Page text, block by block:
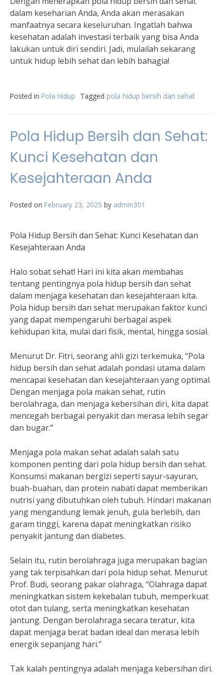
dalam keseharian Anda, Anda akan merasakan
manfaatnya secara keseluruhan. Ingatlah bahwa
kesehatan adalah investasi terbaik yang bisa Anda
lakukan untuk diri sendiri. Jadi, mulailah sekarang
untuk hidup lebih sehat dan lebih bahagia!
Posted in Pola Hidup Tagged pola hidup bersih dan sehat
Pola Hidup Bersih dan Sehat:
Kunci Kesehatan dan
Kesejahteraan Anda
Posted on February 23, 2025 by admin301
Pola Hidup Bersih dan Sehat: Kunci Kesehatan dan
Kesejahteraan Anda
Halo sobat sehat! Hari ini kita akan membahas
tentang pentingnya pola hidup bersih dan sehat
dalam menjaga kesehatan dan kesejahteraan kita.
Pola hidup bersih dan sehat merupakan faktor kunci
yang dapat mempengaruhi berbagai aspek
kehidupan kita, mulai dari fisik, mental, hingga sosial.
Menurut Dr. Fitri, seorang ahli gizi terkemuka, “Pola
hidup bersih dan sehat adalah pondasi utama dalam
mencapai kesehatan dan kesejahteraan yang optimal.
Dengan menjaga pola makan sehat, rutin
berolahraga, dan menjaga kebersihan diri, kita dapat
mencegah berbagai penyakit dan merasa lebih segar
dan bugar.”
Menjaga pola makan sehat adalah salah satu
komponen penting dari pola hidup bersih dan sehat.
Konsumsi makanan bergizi seperti sayur-sayuran,
buah-buahan, dan protein nabati dapat memberikan
nutrisi yang dibutuhkan oleh tubuh. Hindari makanan
yang mengandung lemak jenuh, gula berlebih, dan
garam tinggi, karena dapat meningkatkan risiko
penyakit jantung dan diabetes.
Selain itu, rutin berolahraga juga merupakan bagian
yang tak terpisahkan dari pola hidup sehat. Menurut
Prof. Budi, seorang pakar olahraga, “Olahraga dapat
meningkatkan sistem kekebalan tubuh, memperkuat
otot dan tulang, serta meningkatkan kesehatan
jantung. Dengan berolahraga secara teratur, kita
dapat menjaga berat badan ideal dan merasa lebih
energik sepanjang hari.”
Tak kalah pentingnya adalah menjaga kebersihan diri.